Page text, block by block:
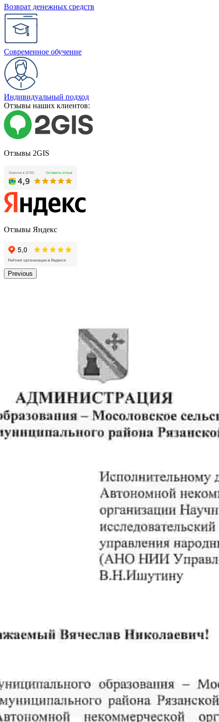
Возврат денежных средств
Современное обучение
Индивидуальный подход
Отзывы наших клиентов:
Отзывы 2GIS
Отзывы Яндекс
Previous